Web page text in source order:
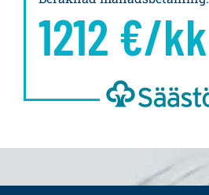
1212 €/kk